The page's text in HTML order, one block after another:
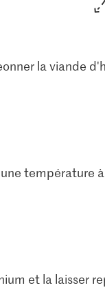
la viande
température
et la laisser